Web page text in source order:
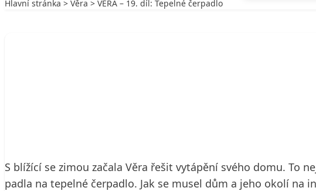
Hlavní stránka > Věra > VĚRA – 19. díl: Tepelné čerpadlo
S blížící se zimou začala Věra řešit vytápění svého domu. To
padla na tepelné čerpadlo. Jak se musel dům a jeho okolí na